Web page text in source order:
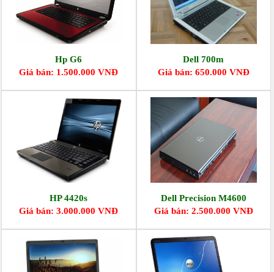
Hp G6
Giá bán: 1.500.000 VNĐ
Dell 700m
Giá bán: 650.000 VNĐ
HP 4420s
Giá bán: 3.000.000 VNĐ
Dell Precision M4600
Giá bán: 2.500.000 VNĐ